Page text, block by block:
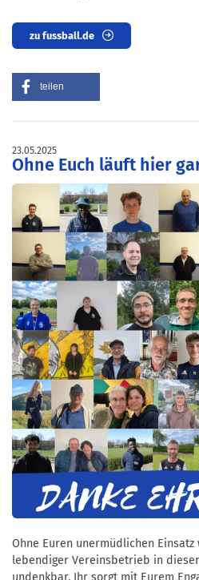
zu fussball.de
teilen
23.05.2025
Ohne Euch läuft hier
Ohne Euren unermüdlichen
lebendiger Vereinsbetrieb in